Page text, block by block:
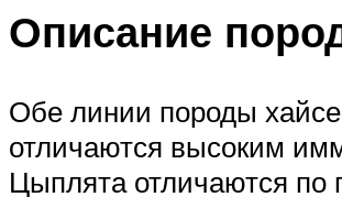
Описание
Обе линии породы
отличаются высоким
Цыплята отличаются по